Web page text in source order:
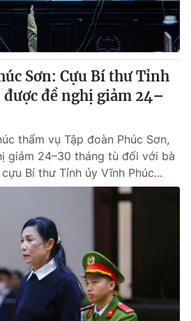
Sơn: Cựu Bí thư Tỉnh
được đề nghị giảm 24–
thẩm vụ Tập đoàn Phúc Sơn,
giảm 24–30 tháng tù đối với bà
Bí thư Tỉnh ủy Vĩnh Phúc...